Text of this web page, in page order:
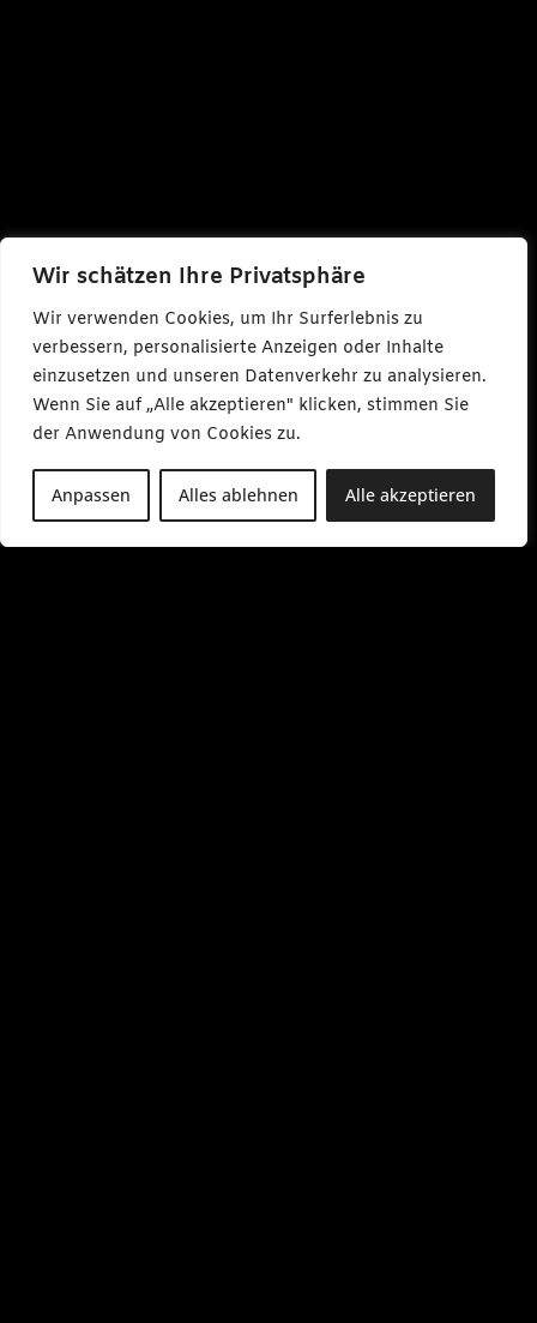
Wir schätzen Ihre Privatsphäre
Wir verwenden Cookies, um Ihr Surferlebnis zu
verbessern, personalisierte Anzeigen oder Inhalte
einzusetzen und unseren Datenverkehr zu analysieren.
Wenn Sie auf „Alle akzeptieren" klicken, stimmen Sie
der Anwendung von Cookies zu.
Anpassen Alles ablehnen Alle akzeptieren